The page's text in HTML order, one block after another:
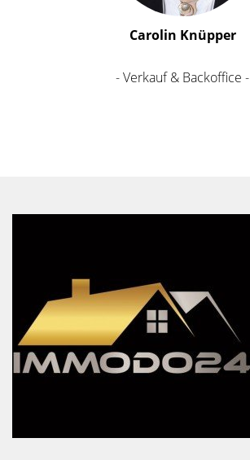
Carolin Knüpper
- Verkauf & Backoffice -